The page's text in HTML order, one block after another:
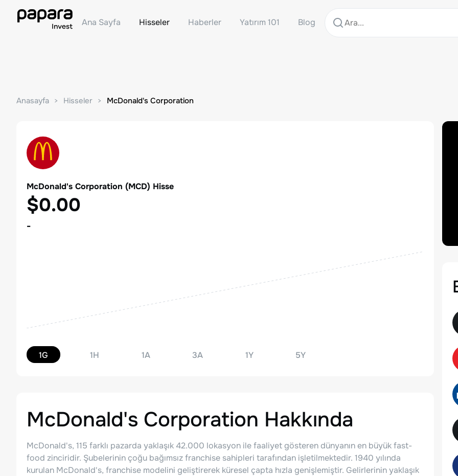
Ana Sayfa Hisseler Haberler Yatırım 101 Blog
Anasayfa Hisseler McDonald's Corporation
McDonald's Corporation (MCD) Hisse
$0.00
-
1G 1H 1A 3A 1Y 5Y
McDonald's Corporation Hakkında
McDonald's, 115 farklı pazarda yaklaşık 42.000 lokasyon ile faaliyet gösteren dünyanın en büyük fast-
food zinciridir. Şubelerinin çoğu bağımsız franchise sahipleri tarafından işletilmektedir. 1940 yılında
kurulan McDonald's, franchise modelini geliştirerek küresel çapta hızla genişlemiştir. Gelirlerinin yaklaşık